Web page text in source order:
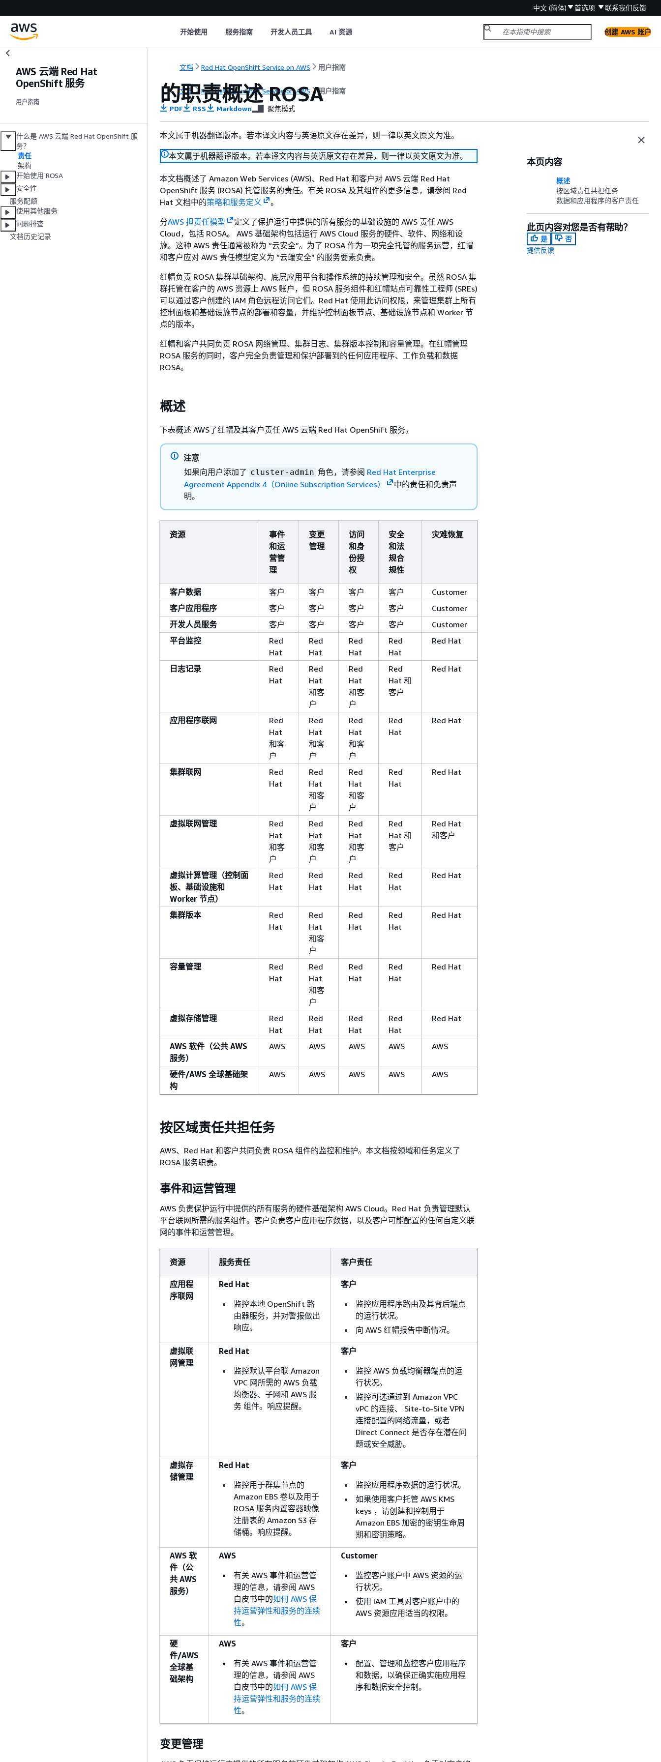
中文 (简体) 首选项 联系我们反馈
开始使用 服务指南 开发人员工具 AI 资源 创建 AWS 账户
AWS 云端 Red Hat
OpenShift 服务
用户指南
什么是 AWS 云端 Red Hat OpenShift 服
务？
责任
架构
开始使用 ROSA
安全性
服务配额
使用其他服务
问题排查
文档历史记录
文档 Red Hat OpenShift Service on AWS 用户指南
文档 Red Hat OpenShift Service on AWS 用户指南
的职责概述 ROSA
PDF RSS Markdown 聚焦模式
本文属于机器翻译版本。若本译文内容与英语原文存在差异，则一律以英文原文为准。
本文属于机器翻译版本。若本译文内容与英语原文存在差异，则一律以英文原文为准。
本文档概述了 Amazon Web Services (AWS)、Red Hat 和客户对 AWS 云端 Red Hat
OpenShift 服务 (ROSA) 托管服务的责任。有关 ROSA 及其组件的更多信息，请参阅 Red
Hat 文档中的策略和服务定义
。
分AWS 担责任模型
定义了保护运行中提供的所有服务的基础设施的 AWS 责任 AWS
Cloud，包括 ROSA。 AWS 基础架构包括运行 AWS Cloud 服务的硬件、软件、网络和设
施。这种 AWS 责任通常被称为 “云安全”。为了 ROSA 作为一项完全托管的服务运营，红帽
和客户应对 AWS 责任模型定义为 “云端安全” 的服务要素负责。
红帽负责 ROSA 集群基础架构、底层应用平台和操作系统的持续管理和安全。虽然 ROSA 集
群托管在客户的 AWS 资源上 AWS 账户，但 ROSA 服务组件和红帽站点可靠性工程师 (SREs)
可以通过客户创建的 IAM 角色远程访问它们。Red Hat 使用此访问权限，来管理集群上所有
控制面板和基础设施节点的部署和容量，并维护控制面板节点、基础设施节点和 Worker 节
点的版本。
红帽和客户共同负责 ROSA 网络管理、集群日志、集群版本控制和容量管理。在红帽管理
ROSA 服务的同时，客户完全负责管理和保护部署到的任何应用程序、工作负载和数据
ROSA。
概述
下表概述 AWS了红帽及其客户责任 AWS 云端 Red Hat OpenShift 服务。
注意
如果向用户添加了 cluster-admin 角色，请参阅 Red Hat Enterprise
Agreement Appendix 4（Online Subscription Services）
中的责任和免责声
明。
资源
事件
和运
营管
理
变更
管理
访问
和身
份授
权
安全
和法
规合
规性
灾难恢复
客户数据 客户 客户 客户 客户
Customer
客户应用程序
客户 客户 客户 客户
Customer
开发人员服务
客户 客户 客户 客户
Customer
平台监控
Red
Hat
Red
Hat
Red
Hat
Red
Hat
Red Hat
日志记录
Red
Hat
Red
Hat
和客
户
Red
Hat
和客
户
Red
Hat 和
客户
Red Hat
应用程序联网
Red
Hat
和客
户
Red
Hat
和客
户
Red
Hat
和客
户
Red
Hat
Red Hat
集群联网
Red
Hat
Red
Hat
和客
户
Red
Hat
和客
户
Red
Hat
Red Hat
虚拟联网管理
Red
Hat
和客
户
Red
Hat
和客
户
Red
Hat
和客
户
Red
Hat 和
客户
Red Hat
和客户
虚拟计算管理（控制面
板、基础设施和
Worker 节点）
Red
Hat
Red
Hat
Red
Hat
Red
Hat
Red Hat
集群版本
Red
Hat
Red
Hat
和客
户
Red
Hat
Red
Hat
Red Hat
容量管理
Red
Hat
Red
Hat
和客
户
Red
Hat
Red
Hat
Red Hat
虚拟存储管理
Red
Hat
Red
Hat
Red
Hat
Red
Hat
Red Hat
AWS 软件（公共 AWS
服务）
AWS AWS AWS AWS AWS
硬件/AWS 全球基础架
构
AWS AWS AWS AWS AWS
按区域责任共担任务
AWS、Red Hat 和客户共同负责 ROSA 组件的监控和维护。本文档按领域和任务定义了
ROSA 服务职责。
事件和运营管理
AWS 负责保护运行中提供的所有服务的硬件基础架构 AWS Cloud。Red Hat 负责管理默认
平台联网所需的服务组件。客户负责客户应用程序数据，以及客户可能配置的任何自定义联
网的事件和运营管理。
资源 服务责任 客户责任
应用程
序联网
Red Hat
监控本地 OpenShift 路
由器服务，并对警报做出
响应。
客户
监控应用程序路由及其背后端点
的运行状况。
向 AWS 红帽报告中断情况。
虚拟联
网管理
Red Hat
监控默认平台联 Amazon
VPC 网所需的 AWS 负载
均衡器、子网和 AWS 服
务 组件。响应提醒。
客户
监控 AWS 负载均衡器端点的运
行状况。
监控可选通过到 Amazon VPC
vPC 的连接、 Site-to-Site VPN
连接配置的网络流量，或者
Direct Connect 是否存在潜在问
题或安全威胁。
虚拟存
储管理
Red Hat
监控用于群集节点的
Amazon EBS 卷以及用于
ROSA 服务内置容器映像
注册表的 Amazon S3 存
储桶。响应提醒。
客户
监控应用程序数据的运行状况。
如果使用客户托管 AWS KMS
keys ，请创建和控制用于
Amazon EBS 加密的密钥生命周
期和密钥策略。
AWS 软
件（公
共 AWS
服务）
AWS
有关 AWS 事件和运营管
理的信息，请参阅 AWS
白皮书中的如何 AWS 保
持运营弹性和服务的连续
性。
Customer
监控客户账户中 AWS 资源的运
行状况。
使用 IAM 工具对客户账户中的
AWS 资源应用适当的权限。
硬
件/AWS
全球基
础架构
AWS
有关 AWS 事件和运营管
理的信息，请参阅 AWS
白皮书中的如何 AWS 保
持运营弹性和服务的连续
性。
客户
配置、管理和监控客户应用程序
和数据，以确保正确实施应用程
序和数据安全控制。
变更管理
本页内容
概述
按区域责任共担任务
数据和应用程序的客户责任
此页内容对您是否有帮助？
是
否
提供反馈